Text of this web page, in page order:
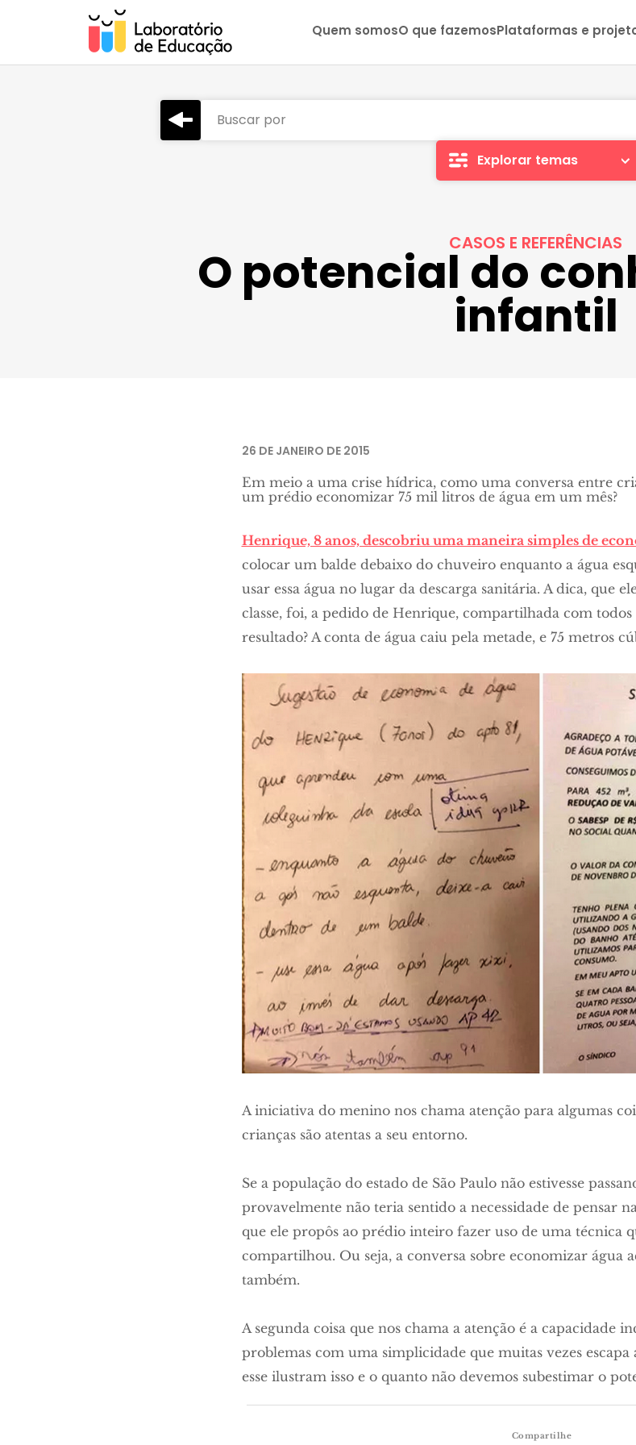
Quem somosO que fazemosPlataformas e
Buscar por
Explorar temas
CASOS E REFERÊNCIAS
O potencial do
infantil
26 DE JANEIRO DE 2015
Em meio a uma crise hídrica, como uma conversa entre
um prédio economizar 75 mil litros de água em um mês?
Henrique, 8 anos, descobriu uma maneira simples de
colocar um balde debaixo do chuveiro enquanto a água
usar essa água no lugar da descarga sanitária. A dica, que
classe, foi, a pedido de Henrique, compartilhada com
resultado? A conta de água caiu pela metade, e 75 metros
A iniciativa do menino nos chama atenção para algumas
crianças são atentas a seu entorno.
Se a população do estado de São Paulo não estivesse
provavelmente não teria sentido a necessidade de pensar
que ele propôs ao prédio inteiro fazer uso de uma técnica
compartilhou. Ou seja, a conversa sobre economizar água
também.
A segunda coisa que nos chama a atenção é a capacidade
problemas com uma simplicidade que muitas vezes escapa
esse ilustram isso e o quanto não devemos subestimar o
Compartilhe